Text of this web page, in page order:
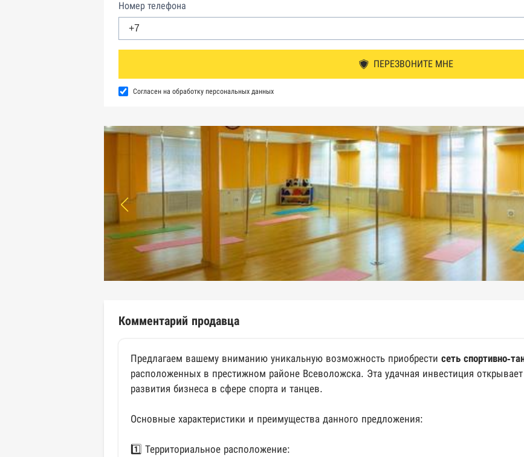
Номер телефона
ПЕРЕЗВОНИТЕ МНЕ
Согласен на обработку персональных данных
Комментарий продавца
Предлагаем вашему вниманию уникальную возможность приобрести сеть спортивно-
расположенных в престижном районе Всеволожска. Эта удачная инвестиция
развития бизнеса в сфере спорта и танцев.
Основные характеристики и преимущества данного предложения:
1️⃣ Территориальное расположение: